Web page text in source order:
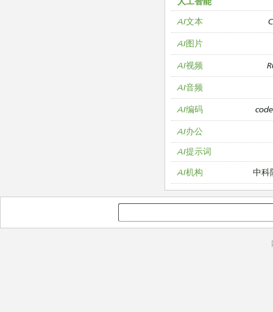
AI文本
AI图片
AI视频
AI音频
AI编码
AI办公
AI提示词
AI机构
中科